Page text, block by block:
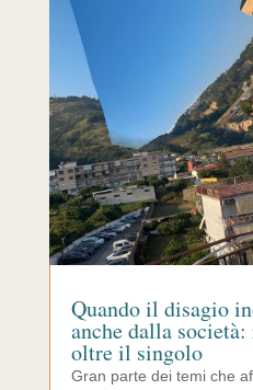
Quando il disagio
anche dalla
oltre il singolo
Gran parte dei temi che